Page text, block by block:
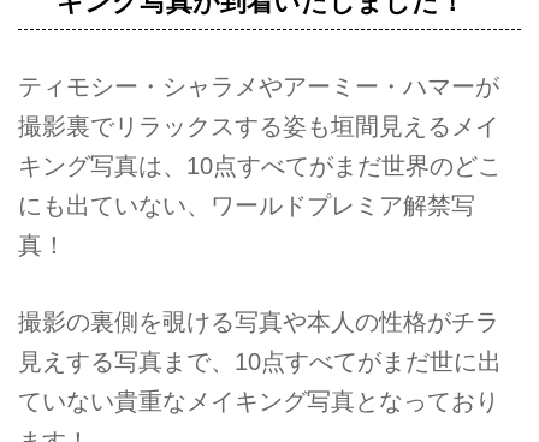
ティモシー・シャラメやアーミー・ハマーが
撮影裏でリラックスする姿も垣間見えるメイ
キング写真は、10点すべてがまだ世界のどこ
にも出ていない、ワールドプレミア解禁写
真！
撮影の裏側を覗ける写真や本人の性格がチラ
見えする写真まで、10点すべてがまだ世に出
ていない貴重なメイキング写真となっており